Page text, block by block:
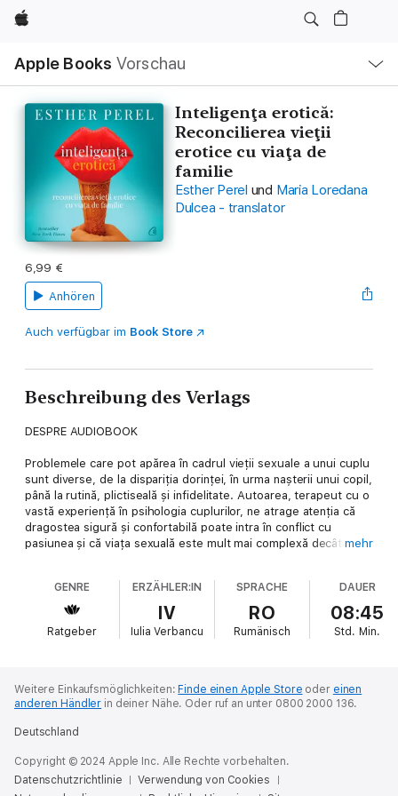
Apple
Apple Books Vorschau
Navigation
Menü
öffnen
Inteligenţa erotică:
Reconcilierea vieţii
erotice cu viaţa de
familie
Esther Perel und Maria Loredana
Dulcea - translator
6,99 €
Anhören
Auch verfügbar im Book Store
Beschreibung des Verlags
DESPRE AUDIOBOOK
Problemele care pot apărea în cadrul vieții sexuale a unui cuplu
sunt diverse, de la dispariția dorinței, în urma nașterii unui copil,
până la rutină, plictiseală și infidelitate. Autoarea, terapeut cu o
vastă experiență în psihologia cuplurilor, ne atrage atenția că
dragostea sigură și confortabilă poate intra în conflict cu
pasiunea și că viața sexuală este mult mai complexă decât
Cartea de față ne arată cum să împăcăm domesticul cu dorința
sexuală și cum să permitem pasiunii să ne intre în casă.
DESPRE AUTOR
foarte cunoscut care se dedică, de peste treizeci de ani,
ajutorării şi salvării cuplurilor ce se confruntă cu o mulţime de
certificat de mai multe organizaţii de specialitate şi, totodată,
for Sex Therapy and Research, îndrumă atent o mulţime de
cupluri heterosexuale, homosexuale, bisexuale, interrasiale
mehr
GENRE
Ratgeber
ERZÄHLER:IN
IV
Iulia Verbancu
SPRACHE
RO
Rumänisch
DAUER
08:45
Std. Min.
Weitere Einkaufsmöglichkeiten:Finde einen Apple Store oder einen
anderen Händler in deiner Nähe. Oder ruf an unter 0800 2000 136.
Deutschland
Copyright © 2024 Apple Inc. Alle Rechte vorbehalten.
Datenschutzrichtlinie
Verwendung von Cookies